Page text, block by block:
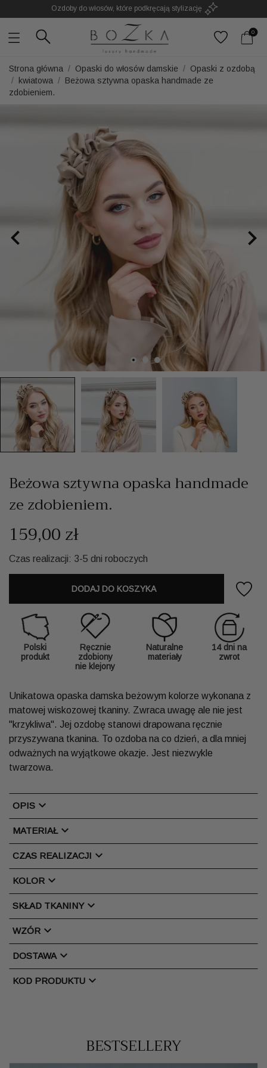
Powstają w Polsce z dużym udziałem pracy ręcznej
Twój znak rozpoznawczy. Nie kolejny dodatek 0
Strona główna Opaski do włosów damskie
Opaski z ozdobą
kwiatowa
Beżowa sztywna opaska handmade ze
zdobieniem.
 
Beżowa sztywna opaska handmade
ze zdobieniem.
159,00 zł
Czas realizacji: 3-5 dni roboczych
DODAJ DO KOSZYKA
Polski
produkt
Ręcznie
zdobiony
nie klejony
Naturalne
materiały
14 dni na
zwrot
Unikatowa opaska damska beżowym kolorze wykonana z
matowej wiskozowej tkaniny. Zwraca uwagę ale nie jest
"krzykliwa". Jej ozdobę stanowi drapowana ręcznie
przyszywana tkanina. To ozdoba na co dzień, a dla mniej
odważnych na wyjątkowe okazje. Jest niezwykle
twarzowa.
OPIS chevron_right
MATERIAŁchevron_right
CZAS REALIZACJI chevron_right
KOLOR chevron_right
SKŁAD TKANINYchevron_right
WZÓR chevron_right
DOSTAWAchevron_right
KOD PRODUKTU chevron_right
BESTSELLERY